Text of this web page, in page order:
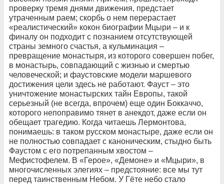
проверку тремя днями движения, предстает
утраченным раем; скорбь о нем перерастает
«реалистический» кокон биографии Мцыри – и к
финалу он подходит с познанием отсутствующей
страны земного счастья, а кульминация –
превращение монастыря, из которого совершен побег,
в монастырь, совпадающий с жизнью и смертью
человеческой; и фаустовские модели маршевого
достижения цели здесь не работают. Фауст – это
уничтожение монастырских тайн Европы, такой
серьезный (не всегда, впрочем) еще один Боккаччо,
которого непоправимо тянет в анекдот, даже если он
обещает трагедию. Когда читаешь Лермонтова,
понимаешь: в таком русском монастыре, даже если он
не полностью совпадает с каноническим, стыдно быть
Фаустом с его потрепанным хвостом –
Мефистофелем. В «Герое», «Демоне» и «Мцыри», в
многочисленных элегиях – предстояние: все мы тут
перед таинственным Небом. У Гёте небо стало